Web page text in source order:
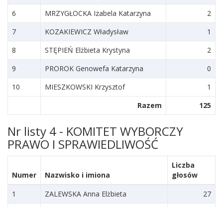
6
MRZYGŁOCKA Izabela Katarzyna
2
7
KOZAKIEWICZ Władysław
1
8
STĘPIEŃ Elżbieta Krystyna
2
9
PROROK Genowefa Katarzyna
0
10
MIESZKOWSKI Krzysztof
1
Razem
125
Nr listy 4 - KOMITET WYBORCZY
PRAWO I SPRAWIEDLIWOŚĆ
Numer Nazwisko i imiona
Liczba
głosów
1
ZALEWSKA Anna Elżbieta
27